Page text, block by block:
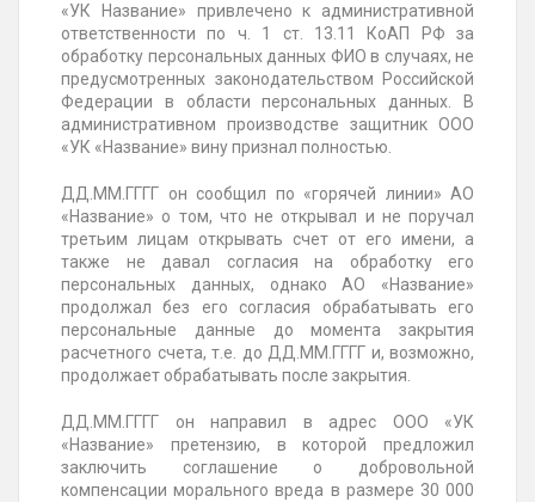
«УК Название» привлечено к административной
ответственности по ч. 1 ст. 13.11 КоАП РФ за
обработку персональных данных ФИО в случаях, не
предусмотренных законодательством Российской
Федерации в области персональных данных. В
административном производстве защитник ООО
«УК «Название» вину признал полностью.
ДД.ММ.ГГГГ он сообщил по «горячей линии» АО
«Название» о том, что не открывал и не поручал
третьим лицам открывать счет от его имени, а
также не давал согласия на обработку его
персональных данных, однако АО «Название»
продолжал без его согласия обрабатывать его
персональные данные до момента закрытия
расчетного счета, т.е. до ДД.ММ.ГГГГ и, возможно,
продолжает обрабатывать после закрытия.
ДД.ММ.ГГГГ он направил в адрес ООО «УК
«Название» претензию, в которой предложил
заключить соглашение о добровольной
компенсации морального вреда в размере 30 000